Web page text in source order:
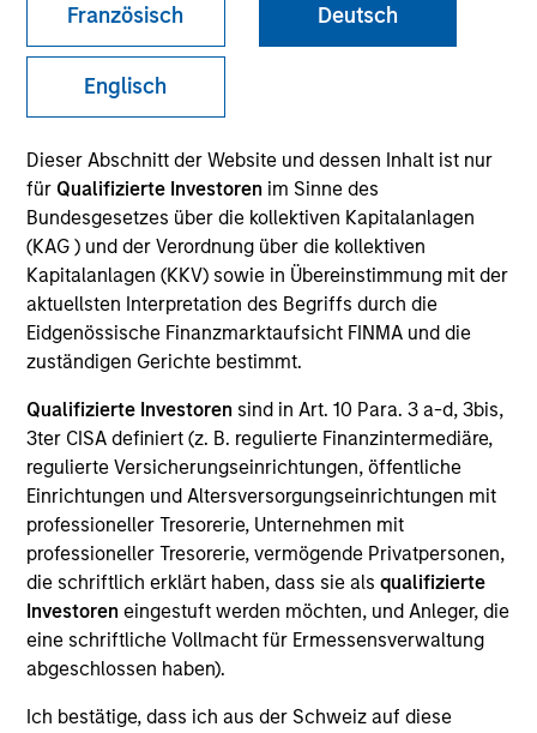
Französisch Deutsch
Englisch
Dieser Abschnitt der Website und dessen Inhalt ist nur
für Qualifizierte Investoren im Sinne des
Bundesgesetzes über die kollektiven Kapitalanlagen
(KAG ) und der Verordnung über die kollektiven
Kapitalanlagen (KKV) sowie in Übereinstimmung mit der
aktuellsten Interpretation des Begriffs durch die
Eidgenössische Finanzmarktaufsicht FINMA und die
zuständigen Gerichte bestimmt.
Qualifizierte Investoren sind in Art. 10 Para. 3 a-d, 3bis,
3ter CISA definiert (z. B. regulierte Finanzintermediäre,
regulierte Versicherungseinrichtungen, öffentliche
Einrichtungen und Altersversorgungseinrichtungen mit
professioneller Tresorerie, Unternehmen mit
professioneller Tresorerie, vermögende Privatpersonen,
die schriftlich erklärt haben, dass sie alsqualifizierte
Investoren eingestuft werden möchten, und Anleger, die
eine schriftliche Vollmacht für Ermessensverwaltung
abgeschlossen haben).
Ich bestätige, dass ich aus der Schweiz auf diese
SECTOR
Technology
COUNTRY
United States
Invested on
Jan 1999
Transaction Type
Follow-On
Realization Date
Jan 2012
Internap (NASDAQ:INAP) provides internet connectivity